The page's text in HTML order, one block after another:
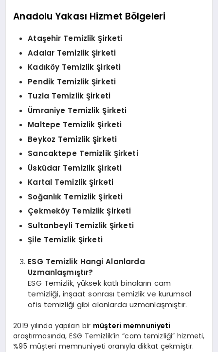
Anadolu Yakası Hizmet Bölgeleri
Ataşehir Temizlik Şirketi
Adalar Temizlik Şirketi
Kadıköy Temizlik Şirketi
Pendik Temizlik Şirketi
Tuzla Temizlik Şirketi
Ümraniye Temizlik Şirketi
Maltepe Temizlik Şirketi
Beykoz Temizlik Şirketi
Sancaktepe Temizlik Şirketi
Üsküdar Temizlik Şirketi
Kartal Temizlik Şirketi
Soğanlık Temizlik Şirketi
Çekmeköy Temizlik Şirketi
Sultanbeyli Temizlik Şirketi
Şile Temizlik Şirketi
ESG Temizlik Hangi Alanlarda
Uzmanlaşmıştır?
ESG Temizlik, yüksek katlı binaların cam
temizliği, inşaat sonrası temizlik ve kurumsal
ofis temizliği gibi alanlarda uzmanlaşmıştır.
2019 yılında yapılan bir müşteri memnuniyeti
araştırmasında, ESG Temizlik’in “cam temizliği” hizmeti,
%95 müşteri memnuniyeti oranıyla dikkat çekmiştir.